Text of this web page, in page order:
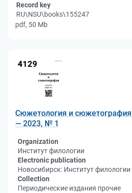
Record key
RU\NSU\books\155247
pdf, 50 Mb
4129
Сюжетология и
— 2023, № 1
Organization
Институт филологии
Electronic publication
Новосибирск: Институт
Collection
Периодические издания прочие